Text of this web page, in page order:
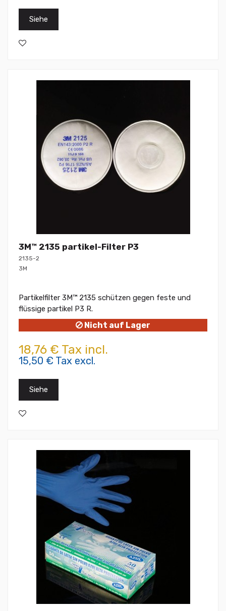
Siehe
3M™ 2135 partikel-Filter P3
2135-2
3M
Partikelfilter 3M™ 2135 schützen gegen feste und
flüssige partikel P3 R.
Nicht auf Lager
18,76 € Tax incl.
15,50 € Tax excl.
Siehe